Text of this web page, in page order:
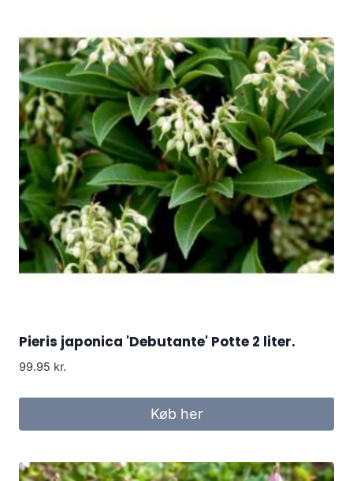
Pieris japonica 'Debutante' Potte 2 liter.
99.95 kr.
Køb her